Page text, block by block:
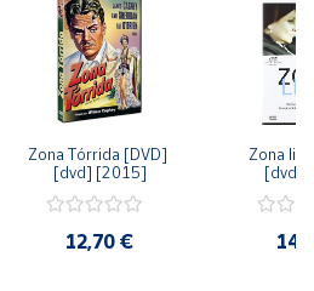
Zona Tórrida [DVD]
[dvd] [2015]
12,70 €
Zona
[dvd]